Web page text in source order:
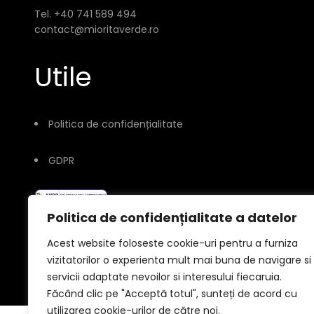
Politica de confidențialitate a datelor
Acest website foloseste cookie-uri pentru a furniza
vizitatorilor o experienta mult mai buna de navigare si
servicii adaptate nevoilor si interesului fiecaruia.
Făcând clic pe "Acceptă totul", sunteți de acord cu
utilizarea cookie-urilor de către noi.
Tel. +40 741 589 494
contact@mioritaverde.ro
Utile
Politica de confidențialitate
GDPR
© 2026